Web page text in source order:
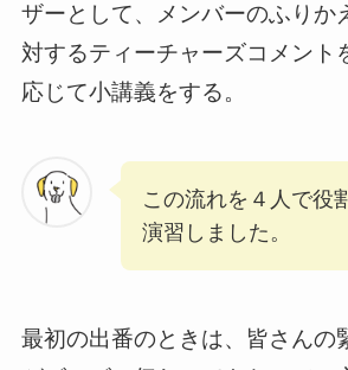
ザーとして、メンバーのふりか
対するティーチャーズコメント
応じて小講義をする。
この流れを４人で役
演習しました。
最初の出番のときは、皆さんの